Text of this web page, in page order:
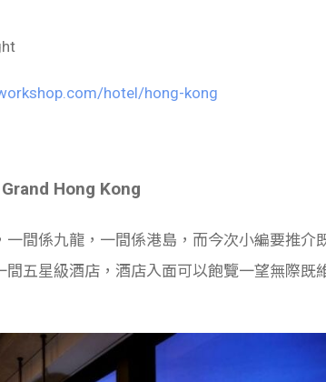
hotel/hong-kong
Hong Kong
一間係九龍，一間係港島，而今次小編要推
間五星級酒店，酒店入面可以飽覽一望無際